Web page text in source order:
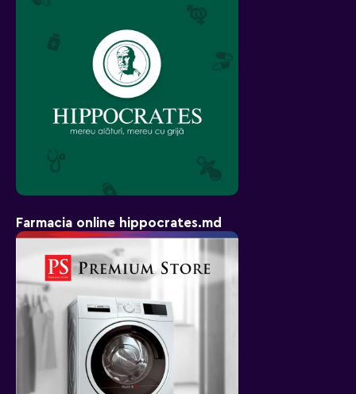
Farmacia online hippocrates.md